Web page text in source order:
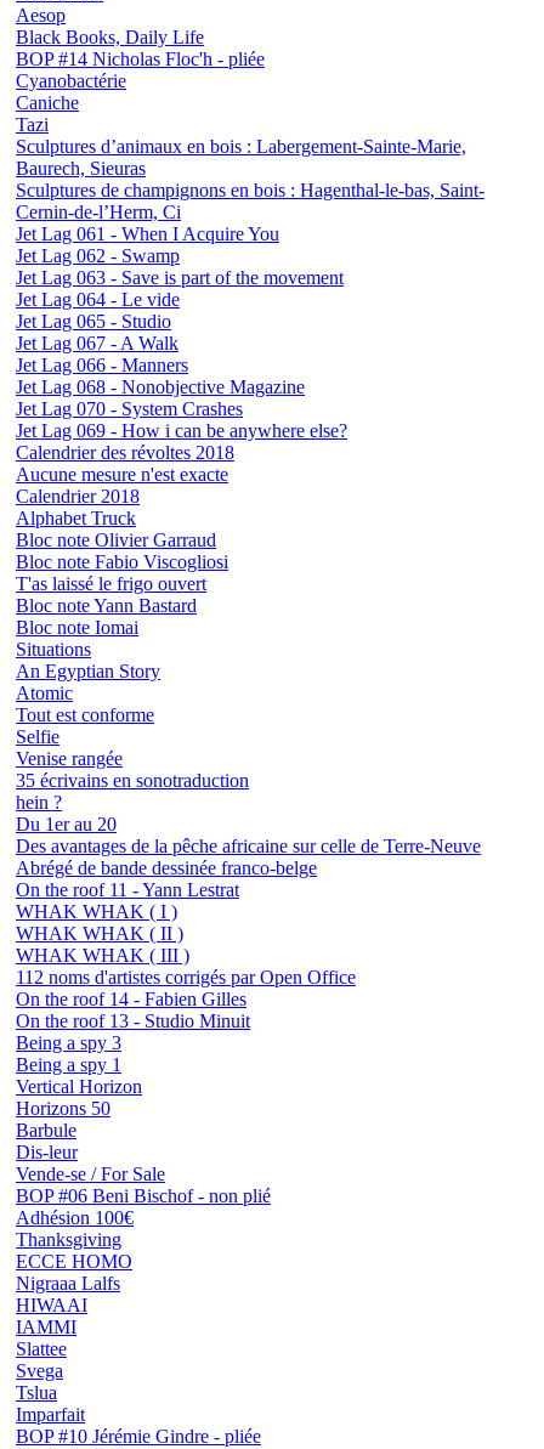
Aesop
Black Books, Daily Life
BOP #14 Nicholas Floc'h - pliée
Cyanobactérie
Caniche
Tazi
Sculptures d’animaux en bois : Labergement-Sainte-Marie,
Baurech, Sieuras
Sculptures de champignons en bois : Hagenthal-le-bas, Saint-
Cernin-de-l’Herm, Ci
Jet Lag 061 - When I Acquire You
Jet Lag 062 - Swamp
Jet Lag 063 - Save is part of the movement
Jet Lag 064 - Le vide
Jet Lag 065 - Studio
Jet Lag 067 - A Walk
Jet Lag 066 - Manners
Jet Lag 068 - Nonobjective Magazine
Jet Lag 070 - System Crashes
Jet Lag 069 - How i can be anywhere else?
Calendrier des révoltes 2018
Aucune mesure n'est exacte
Calendrier 2018
Alphabet Truck
Bloc note Olivier Garraud
Bloc note Fabio Viscogliosi
T'as laissé le frigo ouvert
Bloc note Yann Bastard
Bloc note Iomai
Situations
An Egyptian Story
Atomic
Tout est conforme
Selfie
Venise rangée
35 écrivains en sonotraduction
hein ?
Du 1er au 20
Des avantages de la pêche africaine sur celle de Terre-Neuve
Abrégé de bande dessinée franco-belge
On the roof 11 - Yann Lestrat
WHAK WHAK ( I )
WHAK WHAK ( II )
WHAK WHAK ( III )
112 noms d'artistes corrigés par Open Office
On the roof 14 - Fabien Gilles
On the roof 13 - Studio Minuit
Being a spy 3
Being a spy 1
Vertical Horizon
Horizons 50
Barbule
Dis-leur
Vende-se / For Sale
BOP #06 Beni Bischof - non plié
Adhésion 100€
Thanksgiving
ECCE HOMO
Nigraaa Lalfs
HIWAAI
IAMMI
Slattee
Svega
Tslua
Imparfait
BOP #10 Jérémie Gindre - pliée